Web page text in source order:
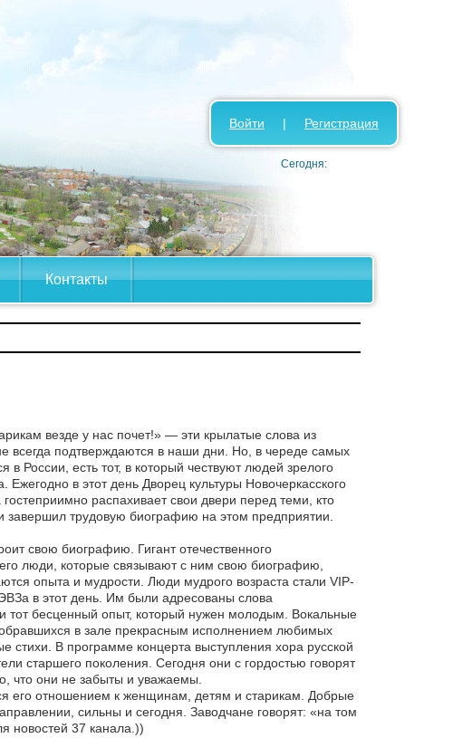
Контакты
Войти | Регистрация
Сегодня:
везде у нас почет!» — эти крылатые слова из
всегда подтверждаются в наши дни. Но, в череде самых
в России, есть тот, в который чествуют людей зрелого
Ежегодно в этот день Дворец культуры Новочеркасского
гостеприимно распахивает свои двери перед теми, кто
завершил трудовую биографию на этом предприятии.
свою биографию. Гигант отечественного
люди, которые связывают с ним свою биографию,
опыта и мудрости. Люди мудрого возраста стали VIP-
в этот день. Им были адресованы слова
тот бесценный опыт, который нужен молодым. Вокальные
в зале прекрасным исполнением любимых
стихи. В программе концерта выступления хора русской
старшего поколения. Сегодня они с гордостью говорят
что они не забыты и уважаемы.
его отношением к женщинам, детям и старикам. Добрые
сильны и сегодня. Заводчане говорят: «на том
новостей 37 канала.))